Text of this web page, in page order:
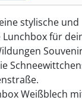
stylische und
für
Weißblech
&